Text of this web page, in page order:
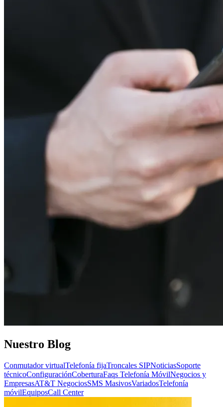
Nuestro Blog
Conmutador virtualTelefonía fijaTroncales SIPNoticiasSoporte
técnicoConfiguraciónCoberturaFaqs Telefonía MóvilNegocios y
EmpresasAT&T NegociosSMS MasivosVariadosTelefonía
móvilEquiposCall Center